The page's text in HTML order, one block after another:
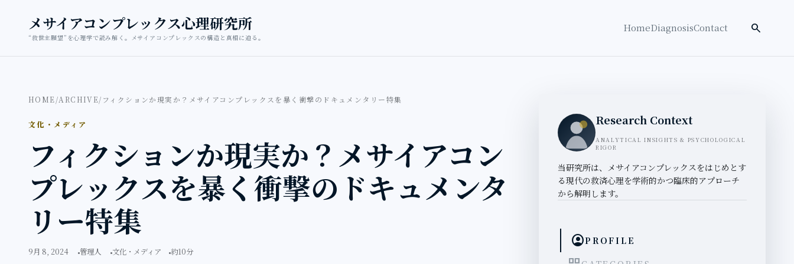
メサイアコンプレックス心理研究所
“救世主願望”を心理学で読み解く。メサイアコンプレックスの構造と真相に迫る。
HomeDiagnosisContact 検索を開く
search
HOME/ARCHIVE/ フィクションか現実か？メサイアコンプレックスを暴く衝撃のドキュメンタリー特集
文化・メディア
フィクションか現実か？メサイアコン
プレックスを暴く衝撃のドキュメンタ
リー特集
9月 8, 2024 管理人 文化・メディア 約10分
Research Context
ANALYTICAL INSIGHTS & PSYCHOLOGICAL
RIGOR
当研究所は、メサイアコンプレックスをはじめとす
る現代の救済心理を学術的かつ臨床的アプローチ
から解明します。
account_circlePROFILE